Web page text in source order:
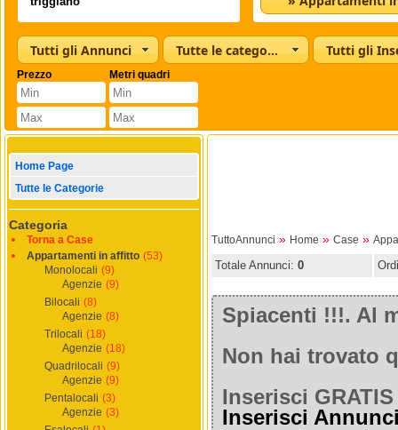
Tutti gli Annunci Tutte le categorie Tutti gli
Prezzo Metri quadri
Home Page
Tutte le Categorie
Categoria
Torna a Case
Appartamenti in affitto (53)
Monolocali (9)
Agenzie (9)
Bilocali (8)
Agenzie (8)
Trilocali (18)
Agenzie (18)
Quadrilocali (9)
Agenzie (9)
Pentalocali (3)
Agenzie (3)
TuttoAnnunci » Home » Case »
Totale Annunci: 0
Spiacenti !!!. Al
Non hai trovato
Inserisci
Inserisci